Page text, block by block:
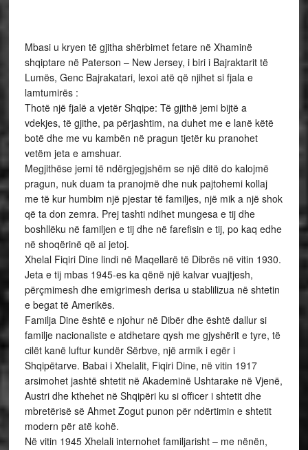
Mbasi u kryen të gjitha shërbimet fetare në Xhaminë
shqiptare në Paterson – New Jersey, i biri i Bajraktarit të
Lumës, Genc Bajrakatari, lexoi atë që njihet si fjala e
lamtumirës :
Thotë një fjalë a vjetër Shqipe: Të gjithë jemi bijtë a
vdekjes, të gjithe, pa përjashtim, na duhet me e lanë këtë
botë dhe me vu kambën në pragun tjetër ku pranohet
vetëm jeta e amshuar.
Megjithëse jemi të ndërgjegjshëm se një ditë do kalojmë
pragun, nuk duam ta pranojmë dhe nuk pajtohemi kollaj
me të kur humbim një pjestar të familjes, një mik a një shok
që ta don zemra. Prej tashti ndihet mungesa e tij dhe
boshllëku në familjen e tij dhe në farefisin e tij, po kaq edhe
në shoqërinë që ai jetoj.
Xhelal Fiqiri Dine lindi në Maqellarë të Dibrës në vitin 1930.
Jeta e tij mbas 1945-es ka qënë një kalvar vuajtjesh,
përçmimesh dhe emigrimesh derisa u stablilizua në shtetin
e begat të Amerikës.
Familja Dine është e njohur në Dibër dhe është dallur si
familje nacionaliste e atdhetare qysh me gjyshërit e tyre, të
cilët kanë luftur kundër Sërbve, një armik i egër i
Shqipëtarve. Babai i Xhelalit, Fiqiri Dine, në vitin 1917
arsimohet jashtë shtetit në Akademinë Ushtarake në Vjenë,
Austri dhe kthehet në Shqipëri ku si officer i shtetit dhe
mbretërisë së Ahmet Zogut punon për ndërtimin e shtetit
modern për atë kohë.
Në vitin 1945 Xhelali internohet familjarisht – me nënën,